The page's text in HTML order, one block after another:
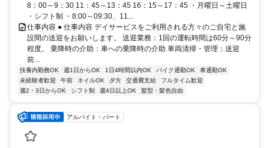
8：00～9：30 11：45～13：45 16：15～17：45 ・月曜日～土曜日
・シフト制 ・8:00～09:30、11...
仕事内容 ● 仕事内容 デイサービスをご利用される方々のご自宅と施
設間の送迎をお願いします。 送迎業務：1回の運転時間は60分～90分
程度。 乗降時の介助：車への乗降時の介助 車両清掃・管理：送迎
前...
扶養内勤務OK 週1日からOK 1日4時間以内OK バイク通勤OK
車通勤OK
未経験者歓迎
午前 ネイルOK 夕方 交通費支給
フルタイム歓迎
週2・3日からOK
シフト制 週4日以上OK 髪型・髪色自由
アルバイト・パート